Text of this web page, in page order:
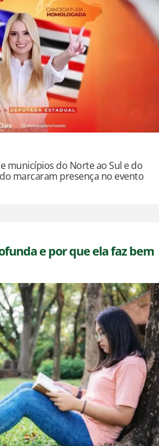
municípios do Norte ao Sul e do
marcaram presença no evento
e por que ela faz bem